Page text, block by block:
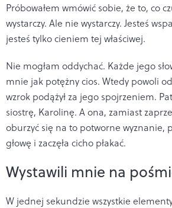
Próbowałem wmówić sobie, że to, co
wystarczy. Ale nie wystarczy. Jesteś
jesteś tylko cieniem tej właściwej.
Nie mogłam oddychać. Każde jego
mnie jak potężny cios. Wtedy powoli
wzrok podążył za jego spojrzeniem.
siostrę, Karolinę. A ona, zamiast
oburzyć się na to potworne wyznanie,
głowę i zaczęła cicho płakać.
Wystawili mnie na
W jednej sekundzie wszystkie